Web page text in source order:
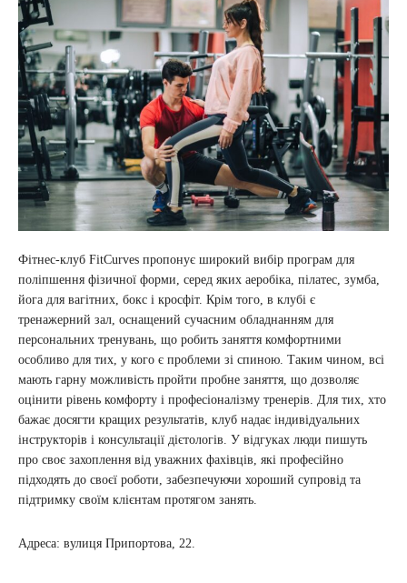
Фітнес-клуб FitCurves пропонує широкий вибір програм для
поліпшення фізичної форми, серед яких аеробіка, пілатес, зумба,
йога для вагітних, бокс і кросфіт. Крім того, в клубі є
тренажерний зал, оснащений сучасним обладнанням для
персональних тренувань, що робить заняття комфортними
особливо для тих, у кого є проблеми зі спиною. Таким чином, всі
мають гарну можливість пройти пробне заняття, що дозволяє
оцінити рівень комфорту і професіоналізму тренерів. Для тих, хто
бажає досягти кращих результатів, клуб надає індивідуальних
інструкторів і консультації дієтологів. У відгуках люди пишуть
про своє захоплення від уважних фахівців, які професійно
підходять до своєї роботи, забезпечуючи хороший супровід та
підтримку своїм клієнтам протягом занять.
Адреса: вулиця Припортова, 22.